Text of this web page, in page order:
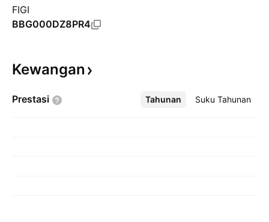
FIGI
BBG000DZ8PR4
Kewangan
Prestasi Tahunan Suku Tahunan
Lebih